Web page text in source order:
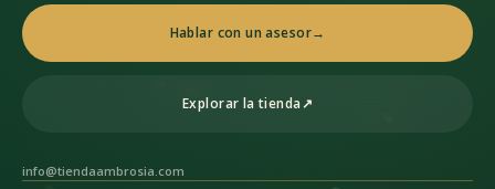
Hablar con un asesor→
Explorar la tienda↗
info@tiendaambrosia.com